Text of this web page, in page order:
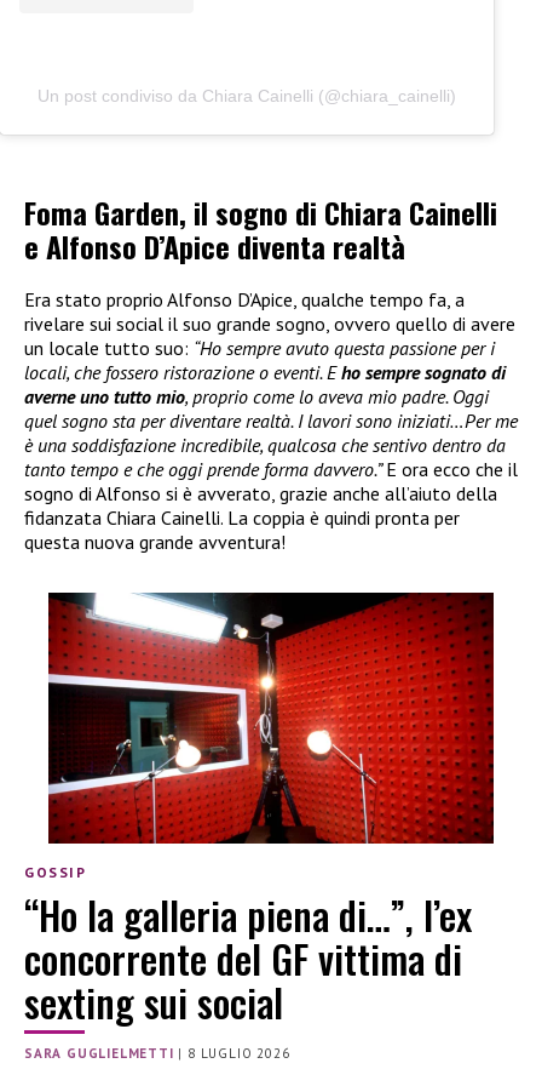
Un post condiviso da Chiara Cainelli (@chiara_cainelli)
Foma Garden, il sogno di Chiara Cainelli
e Alfonso D’Apice diventa realtà
Era stato proprio Alfonso D’Apice, qualche tempo fa, a
rivelare sui social il suo grande sogno, ovvero quello di avere
un locale tutto suo: “Ho sempre avuto questa passione per i
locali, che fossero ristorazione o eventi. Eho sempre sognato di
averne uno tutto mio, proprio come lo aveva mio padre. Oggi
quel sogno sta per diventare realtà. I lavori sono iniziati…Per me
è una soddisfazione incredibile, qualcosa che sentivo dentro da
tanto tempo e che oggi prende forma davvero.”E ora ecco che il
sogno di Alfonso si è avverato, grazie anche all’aiuto della
fidanzata Chiara Cainelli. La coppia è quindi pronta per
questa nuova grande avventura!
GOSSIP
“Ho la galleria piena di…”, l’ex
concorrente del GF vittima di
sexting sui social
SARA GUGLIELMETTI | 8 LUGLIO 2026